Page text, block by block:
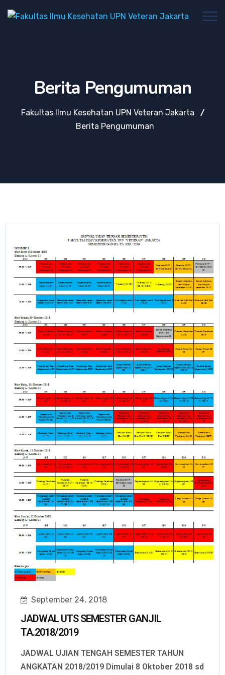
Berita Pengumuman
Fakultas Ilmu Kesehatan UPN Veteran Jakarta
Berita Pengumuman
September 24, 2018
JADWAL UTS SEMESTER GANJIL
TA.2018/2019
JADWAL UJIAN TENGAH SEMESTER TAHUN
ANGKATAN 2018/2019 Dimulai 8 Oktober 2018 sd